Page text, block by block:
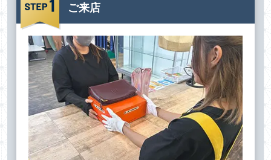
ご来店